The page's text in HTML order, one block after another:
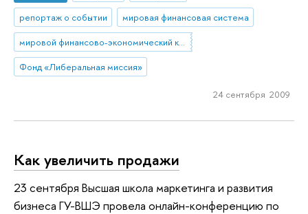
репортаж о событии
мировая финансовая система
мировой финансово-экономический кризис
Фонд «Либеральная миссия»
24 сентября 2009
Как увеличить продажи
23 сентября Высшая школа маркетинга и развития
бизнеса ГУ-ВШЭ провела онлайн-конференцию по